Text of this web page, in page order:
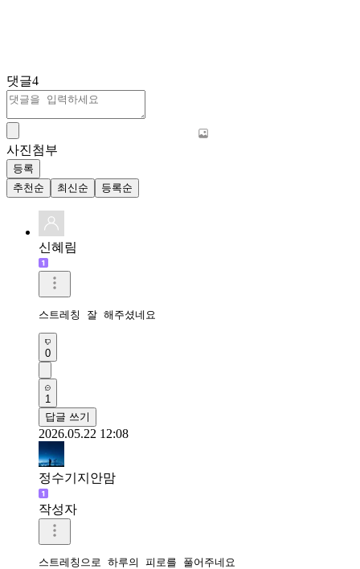
댓글4
사진첨부
등록
추천순
최신순 등록순
신혜림
스트레칭 잘 해주셨네요
0
1
답글 쓰기
2026.05.22 12:08
정수기지안맘
작성자
스트레칭으로 하루의 피로를 풀어주네요